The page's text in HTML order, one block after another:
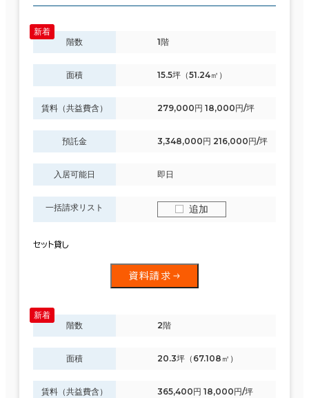
階数 1階
面積 15.5坪（51.24㎡）
賃料（共益費含） 279,000円 18,000円/坪
預託金 3,348,000円 216,000円/坪
入居可能日 即日
一括請求リスト 追加
セット貸し
資料請求
階数 2階
面積 20.3坪（67.108㎡）
賃料（共益費含） 365,400円 18,000円/坪